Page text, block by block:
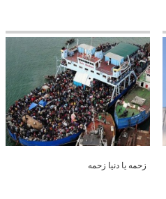
زحمه يا دنيا زحمه